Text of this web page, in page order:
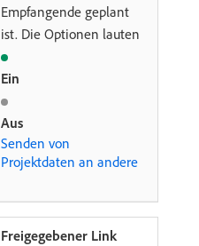
Empfangende geplant
ist. Die Optionen lauten
Ein
Aus
Senden von
Projektdaten an andere
Freigegebener Link